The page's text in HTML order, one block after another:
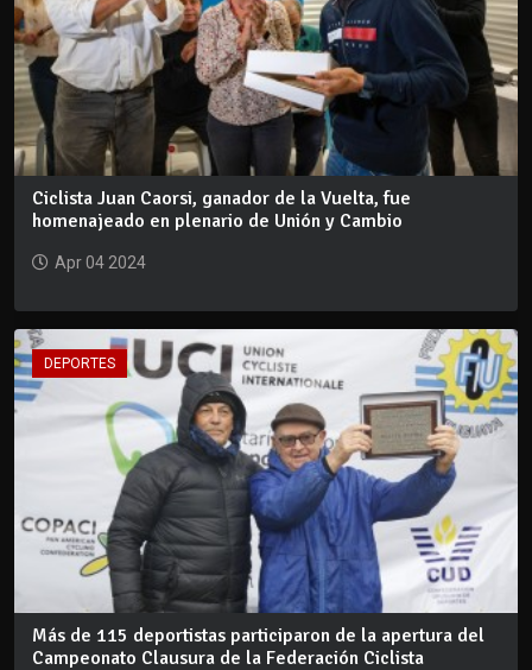
Ciclista Juan Caorsi, ganador de la Vuelta, fue
homenajeado en plenario de Unión y Cambio
Apr 04 2024
DEPORTES
Más de 115 deportistas participaron de la apertura del
Campeonato Clausura de la Federación Ciclista